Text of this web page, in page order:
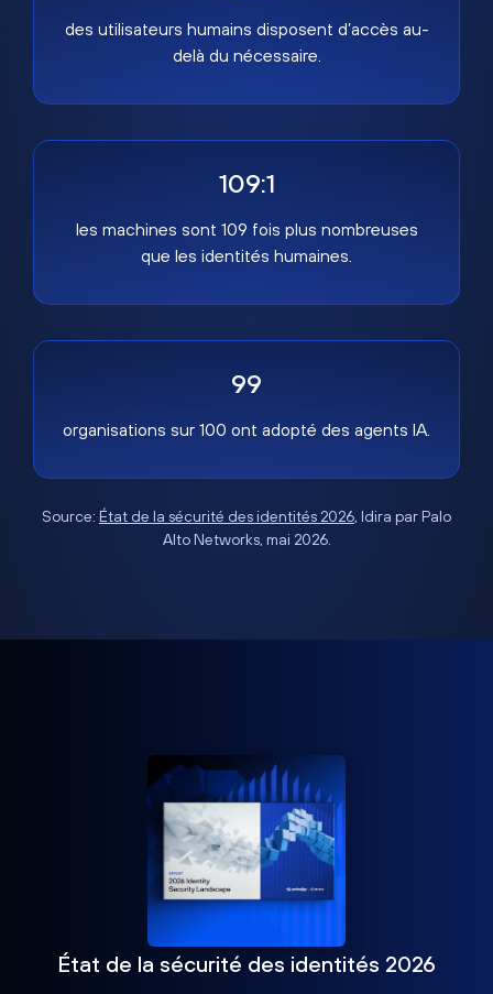
des utilisateurs humains disposent d’accès au-
delà du nécessaire.
109:1
les machines sont 109 fois plus nombreuses
que les identités humaines.
99
organisations sur 100 ont adopté des agents IA.
Source: État de la sécurité des identités 2026, Idira par Palo
Alto Networks, mai 2026.
État de la sécurité des identités 2026